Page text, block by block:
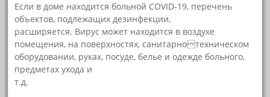
Если в доме находится больной COVID-19, перечень
объектов, подлежащих дезинфекции,
расширяется. Вирус может находится в воздухе
помещения, на поверхностях, санитарнотехническом
оборудовании, руках, посуде, белье и одежде больного,
предметах ухода и
т.д.